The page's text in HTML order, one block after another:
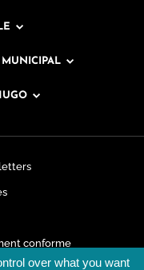
conforme
over what you want